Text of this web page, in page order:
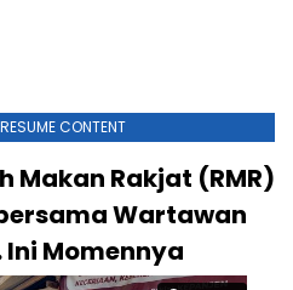
CONTENT
Makan Rakjat (RMR)
Wartawan
Momennya